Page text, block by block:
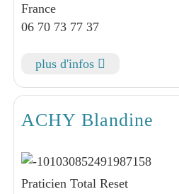
France
06 70 73 77 37
plus d'infos
ACHY Blandine
Praticien Total Reset